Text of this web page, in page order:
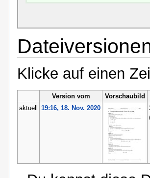
Klicke auf einen
Version vom
Vorschaubild
aktuell
19:16, 18. Nov. 2020